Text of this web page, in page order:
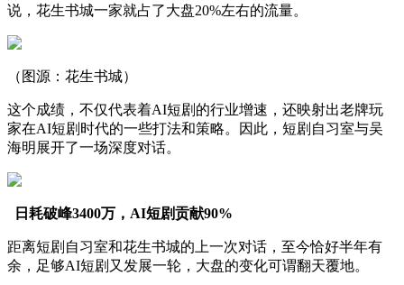
说，花生书城一家就占了大盘20%左右的流量。
（图源：花生书城）
这个成绩，不仅代表着AI短剧的行业增速，还映射出老牌玩
家在AI短剧时代的一些打法和策略。因此，短剧自习室与吴
海明展开了一场深度对话。
日耗破峰3400万，AI短剧贡献90%
距离短剧自习室和花生书城的上一次对话，至今恰好半年有
余，足够AI短剧又发展一轮，大盘的变化可谓翻天覆地。